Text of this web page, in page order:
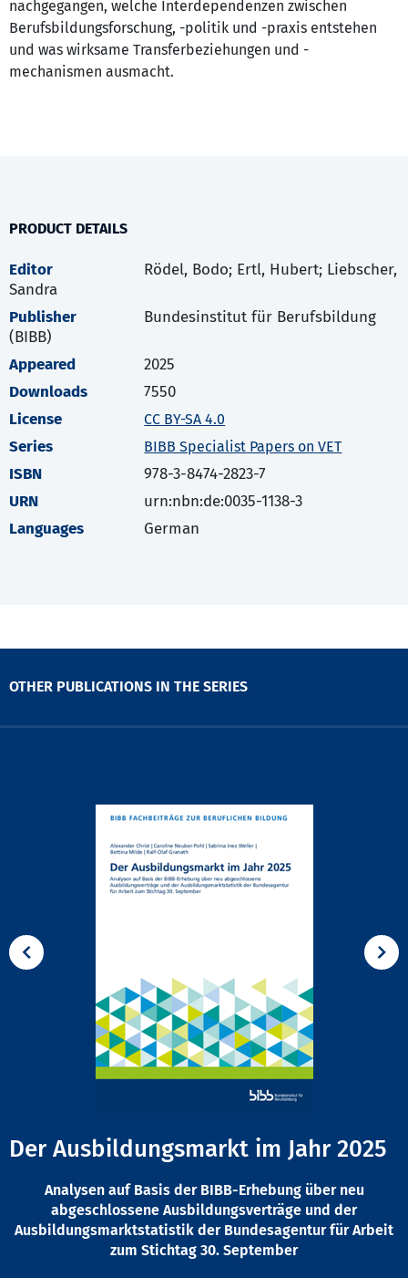
nachgegangen, welche Interdependenzen zwischen
Berufsbildungsforschung, -politik und -praxis entstehen
und was wirksame Transferbeziehungen und -
mechanismen ausmacht.
PRODUCT DETAILS
Editor
Rödel, Bodo; Ertl, Hubert; Liebscher,
Sandra
Publisher
Bundesinstitut für Berufsbildung
(BIBB)
Appeared
2025
Downloads
7550
License
CC BY-SA 4.0
Series BIBB Specialist Papers on VET
ISBN
978-3-8474-2823-7
URN
urn:nbn:de:0035-1138-3
Languages
German
OTHER PUBLICATIONS IN THE SERIES
Der Ausbildungsmarkt im Jahr 2025
Analysen auf Basis der BIBB-Erhebung über neu
abgeschlossene Ausbildungsverträge und der
Ausbildungsmarktstatistik der Bundesagentur für Arbeit
zum Stichtag 30. September